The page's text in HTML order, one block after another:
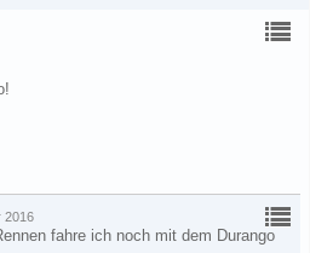
2016
fahre ich noch mit dem Durango